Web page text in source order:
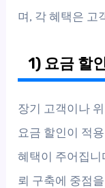
며, 각 혜택은 고
1) 요금 할
장기 고객이나
요금 할인이 적
혜택이 주어집니
뢰 구축에 중점